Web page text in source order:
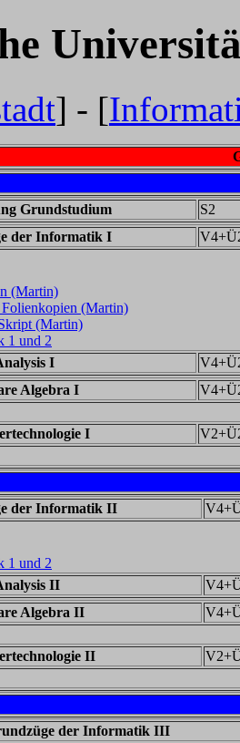
] - [
Grundstudium
S2
der Informatik I
(Martin)
(Martin)
(Martin)
1 und 2
I
Algebra I
I
der Informatik II
1 und 2
II
Algebra II
II
der Informatik III